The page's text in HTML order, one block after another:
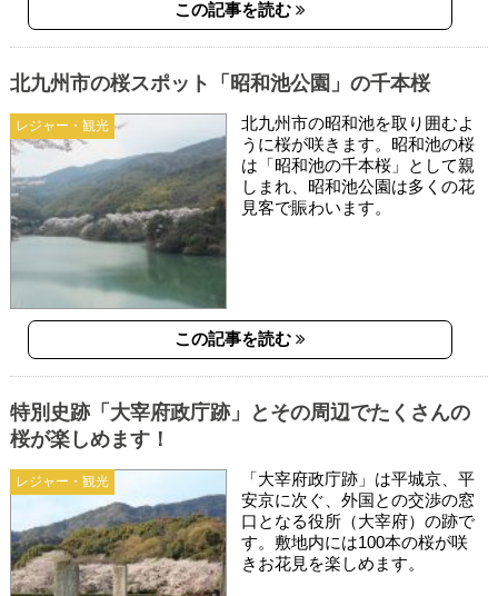
この記事を読む
レジャー・観光
北九州市の桜スポット「昭和池公園」の千本桜
北九州市の昭和池を取り囲むよ
うに桜が咲きます。昭和池の桜
は「昭和池の千本桜」として親
しまれ、昭和池公園は多くの花
見客で賑わいます。
この記事を読む
レジャー・観光
特別史跡「大宰府政庁跡」とその周辺でたくさんの
桜が楽しめます！
「大宰府政庁跡」は平城京、平
安京に次ぐ、外国との交渉の窓
口となる役所（大宰府）の跡で
す。敷地内には100本の桜が咲
きお花見を楽しめます。